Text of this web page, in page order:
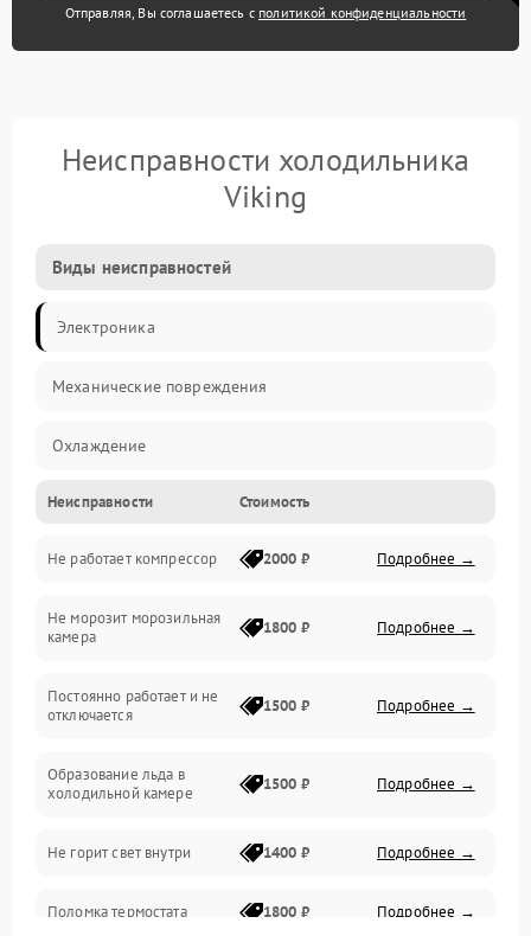
Отправляя, Вы соглашаетесь с политикой конфиденциальности
Неисправности холодильника
Viking
Виды неисправностей
Электроника
Механические повреждения
Охлаждение
Механика
Электропитание
Дренаж
Неисправности Стоимость
Не работает компрессор 2000 ₽ Подробнее →
Не морозит морозильная
камера
1800 ₽ Подробнее →
Постоянно работает и не
отключается
1500 ₽ Подробнее →
Образование льда в
холодильной камере
1500 ₽ Подробнее →
Не горит свет внутри 1400 ₽ Подробнее →
Поломка термостата 1800 ₽ Подробнее →